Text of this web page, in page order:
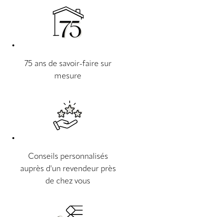
75 ans de savoir-faire sur
mesure
Conseils personnalisés
auprès d'un revendeur près
de chez vous